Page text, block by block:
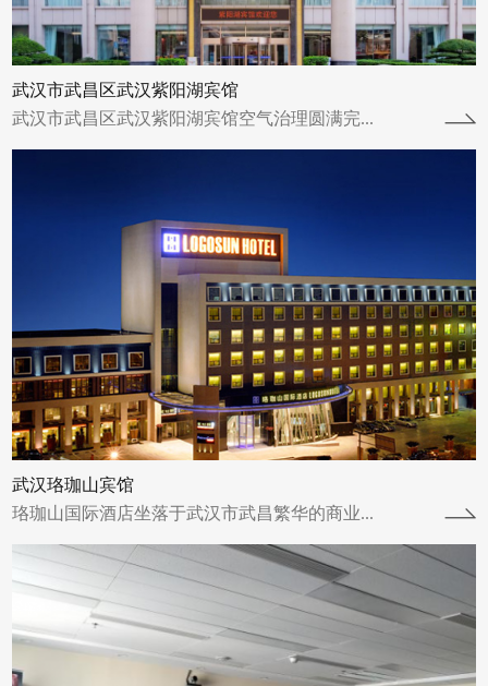
武汉市武昌区武汉紫阳湖宾馆
武汉市武昌区武汉紫阳湖宾馆空气治理圆满完...
武汉珞珈山宾馆
珞珈山国际酒店坐落于武汉市武昌繁华的商业...
查看详情
石家庄中核
中核汇能河北新能源有限公司空气治理圆满完
成中核汇能河北新能源有限公司进行了空气治
理并于2023年6月22日圆满完成。中核...
查看详情
绍兴妇幼